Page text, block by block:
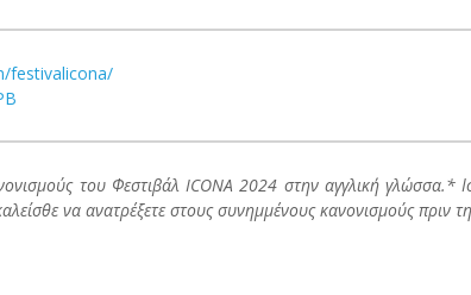
festivalicona/
του Φεστιβάλ ICONA 2024 στην αγγλική γλώσσα.*
να ανατρέξετε στους συνημμένους κανονισμούς πριν